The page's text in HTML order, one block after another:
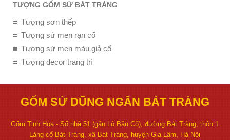
TƯỢNG GỐM SỨ BÁT TRÀNG
Tượng sơn thếp
Tượng sứ men rạn cổ
Tượng sứ men màu giả cổ
Tượng decor trang trí
GỐM SỨ DŨNG NGÂN BÁT TRÀNG
Gốm Tinh Hoa - Số nhà 51 (gần Lò Bầu Cổ), đường Bát Tràng, thôn 1
Làng cổ Bát Tràng, xã Bát Tràng, huyện Gia Lâm, Hà Nội